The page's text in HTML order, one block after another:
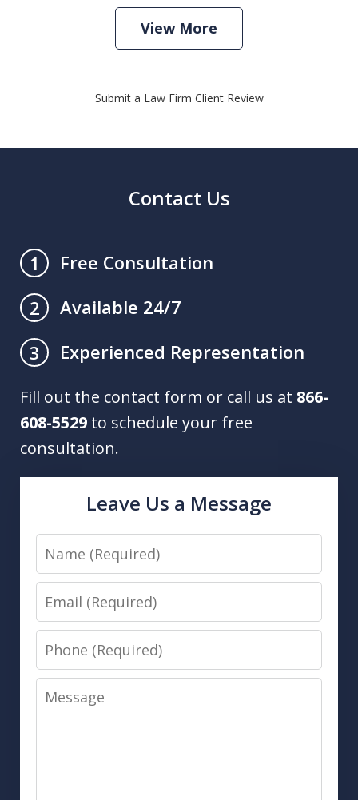
View More
Submit a Law Firm Client Review
Contact Us
1
Free Consultation
2
Available 24/7
3
Experienced Representation
Fill out the contact form or call us at 866-
608-5529 to schedule your free
consultation.
Leave Us a Message
Name
Email
Phone
Message